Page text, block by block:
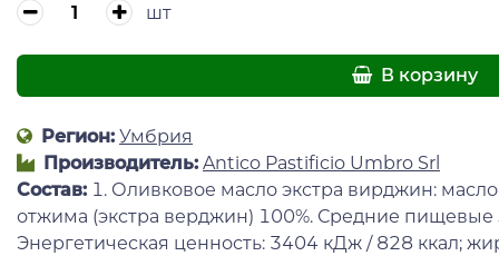
шт
В корзину
Регион: Умбрия
Производитель: Antico Pastificio Umbro Srl
Состав: 1. Оливковое масло экстра вирджин:
отжима (экстра верджин) 100%. Средние
Энергетическая ценность: 3404 кДж / 828 ккал;